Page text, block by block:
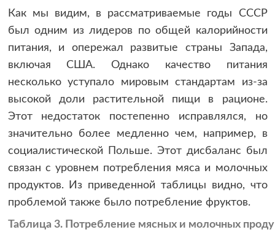
Как мы видим, в рассматриваемые годы СССР
был одним из лидеров по общей калорийности
питания, и опережал развитые страны Запада,
включая США. Однако качество питания
несколько уступало мировым стандартам из-за
высокой доли растительной пищи в рационе.
Этот недостаток постепенно исправлялся, но
значительно более медленно чем, например, в
социалистической Польше. Этот дисбаланс был
связан с уровнем потребления мяса и молочных
продуктов. Из приведенной таблицы видно, что
проблемой также было потребление фруктов.
Таблица 3. Потребление мясных и молочных